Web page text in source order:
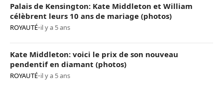
Palais de Kensington: Kate Middleton et William
célèbrent leurs 10 ans de mariage (photos)
ROYAUTÉ•il y a 5 ans
Kate Middleton: voici le prix de son nouveau
pendentif en diamant (photos)
ROYAUTÉ•il y a 5 ans